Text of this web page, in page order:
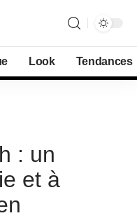
Look Tendances
: un
et à